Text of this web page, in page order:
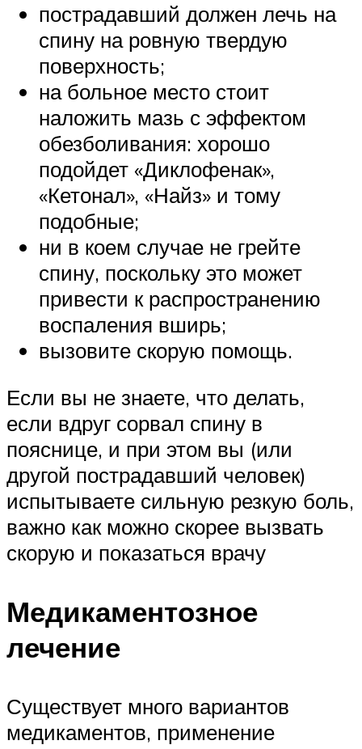
пострадавший должен лечь на
спину на ровную твердую
поверхность;
на больное место стоит
наложить мазь с эффектом
обезболивания: хорошо
подойдет «Диклофенак»,
«Кетонал», «Найз» и тому
подобные;
ни в коем случае не грейте
спину, поскольку это может
привести к распространению
воспаления вширь;
вызовите скорую помощь.
Если вы не знаете, что делать,
если вдруг сорвал спину в
пояснице, и при этом вы (или
другой пострадавший человек)
испытываете сильную резкую боль,
важно как можно скорее вызвать
скорую и показаться врачу
Медикаментозное
лечение
Существует много вариантов
медикаментов, применение